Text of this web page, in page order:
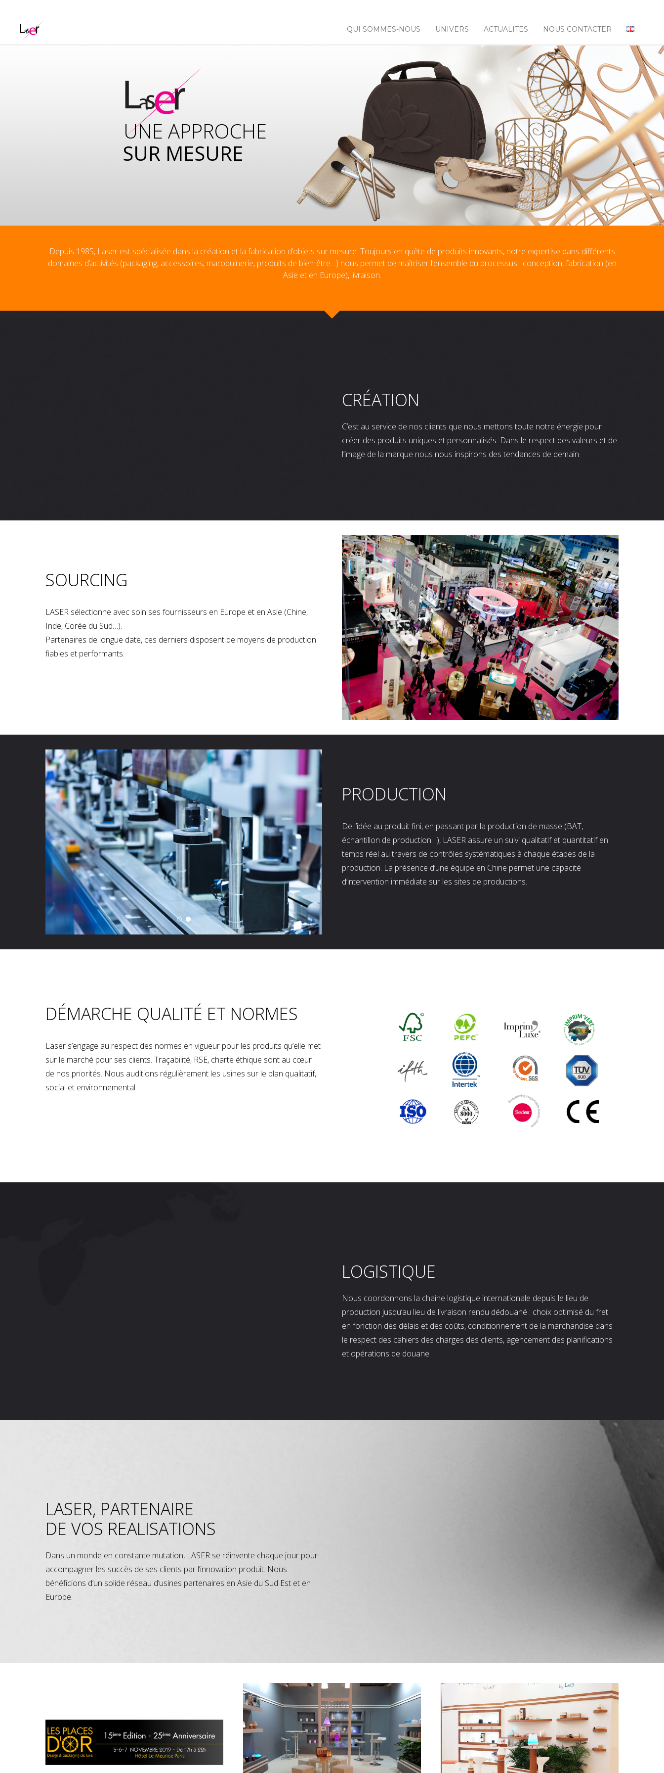
QUI SOMMES-NOUS UNIVERS ACTUALITES NOUS CONTACTER
SUR MESURE
UNE APPROCHE
Depuis 1985, Laser est spécialisée dans la création et la fabrication d’objets sur mesure. Toujours en quête de produits innovants, notre expertise dans différents
domaines d’activités (packaging, accessoires, maroquinerie, produits de bien-être…) nous permet de maîtriser l’ensemble du processus : conception, fabrication (en
Asie et en Europe), livraison.
CRÉATION
C’est au service de nos clients que nous mettons toute notre énergie pour
créer des produits uniques et personnalisés. Dans le respect des valeurs et de
l’image de la marque nous nous inspirons des tendances de demain.
SOURCING
LASER sélectionne avec soin ses fournisseurs en Europe et en Asie (Chine,
Inde, Corée du Sud…).
Partenaires de longue date, ces derniers disposent de moyens de production
fiables et performants.
PRODUCTION
De l’idée au produit fini, en passant par la production de masse (BAT,
échantillon de production…), LASER assure un suivi qualitatif et quantitatif en
temps réel au travers de contrôles systématiques à chaque étapes de la
production. La présence d’une équipe en Chine permet une capacité
d’intervention immédiate sur les sites de productions.
DÉMARCHE QUALITÉ ET NORMES
Laser s’engage au respect des normes en vigueur pour les produits qu’elle met
sur le marché pour ses clients. Traçabilité, RSE, charte éthique sont au cœur
de nos priorités. Nous auditions régulièrement les usines sur le plan qualitatif,
social et environnemental.
LOGISTIQUE
Nous coordonnons la chaine logistique internationale depuis le lieu de
production jusqu’au lieu de livraison rendu dédouané : choix optimisé du fret
en fonction des délais et des coûts, conditionnement de la marchandise dans
le respect des cahiers des charges des clients, agencement des planifications
et opérations de douane.
LASER, PARTENAIRE
DE VOS REALISATIONS
Dans un monde en constante mutation, LASER se réinvente chaque jour pour
accompagner les succès de ses clients par l’innovation produit. Nous
bénéficions d’un solide réseau d’usines partenaires en Asie du Sud Est et en
Europe.